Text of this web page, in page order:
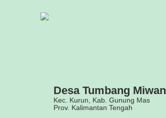
Desa Tumbang Miwan
Kec. Kurun, Kab. Gunung Mas
Prov. Kalimantan Tengah
Pemerintahan